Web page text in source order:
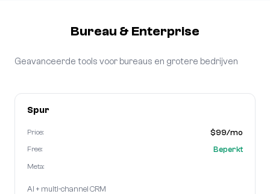
Bureau & Enterprise
Geavanceerde tools voor bureaus en grotere bedrijven
Spur
Price: $99/mo
Free: Beperkt
Meta:
AI + multi-channel CRM